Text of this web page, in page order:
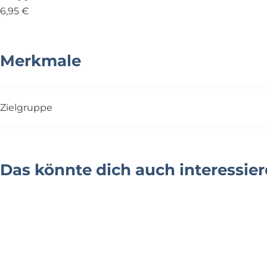
6,95 €
Merkmale
Zielgruppe
Das könnte dich auch